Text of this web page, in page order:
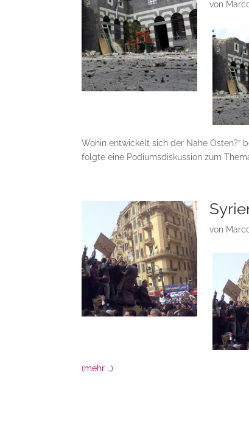
von
Wohin entwickelt sich der Nahe Osten?”
folgte eine Podiumsdiskussion zum
von
(mehr …)